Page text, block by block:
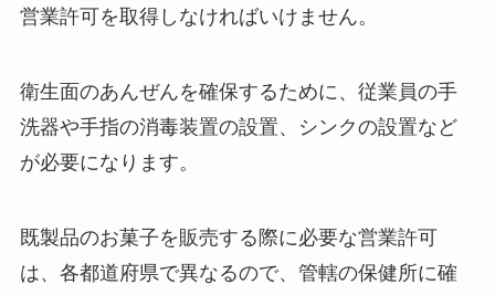
営業許可を取得しなければいけません。
衛生面のあんぜんを確保するために、従業員の手
洗器や手指の消毒装置の設置、シンクの設置など
が必要になります。
既製品のお菓子を販売する際に必要な営業許可
は、各都道府県で異なるので、管轄の保健所に確